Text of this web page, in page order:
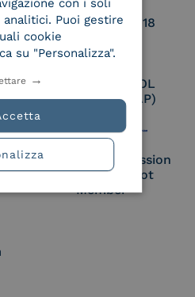
UNI EN ISO 27018
Certified PEPPOL
Access Point (AP)
European Commission
Large Scale Pilot
Member
con i soli
Puoi gestire
cookie
su "Personalizza".